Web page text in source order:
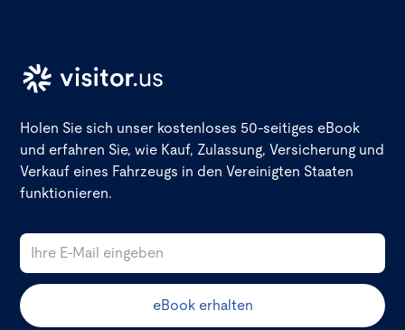
Holen Sie sich unser kostenloses 50-seitiges eBook
und erfahren Sie, wie Kauf, Zulassung, Versicherung und
Verkauf eines Fahrzeugs in den Vereinigten Staaten
funktionieren.